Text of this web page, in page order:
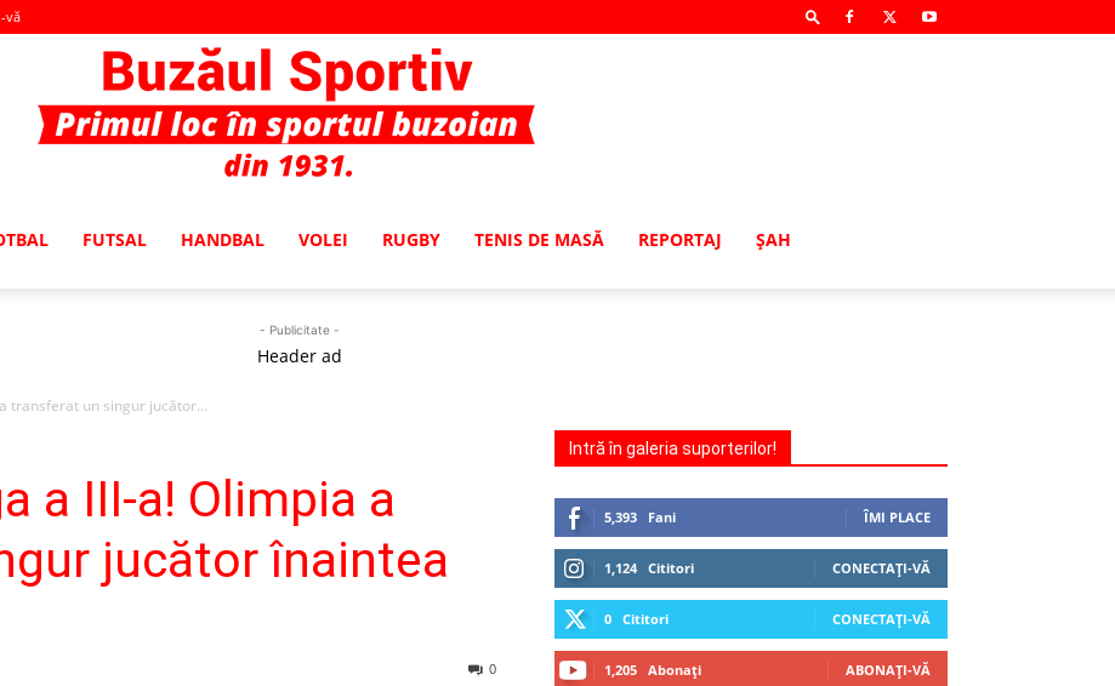
vă
FUTSAL HANDBAL VOLEI RUGBY TENIS DE MASĂ REPORTAJ ŞAH
- Publicitate -
Header ad
transferat un singur jucător...
a III-a! Olimpia a
jucător înaintea
0
Intră în galeria suporterilor!
5,393 Fani ÎMI PLACE
1,124 Cititori CONECTAȚI-VĂ
0 Cititori CONECTAȚI-VĂ
1,205 Abonați ABONAȚI-VĂ